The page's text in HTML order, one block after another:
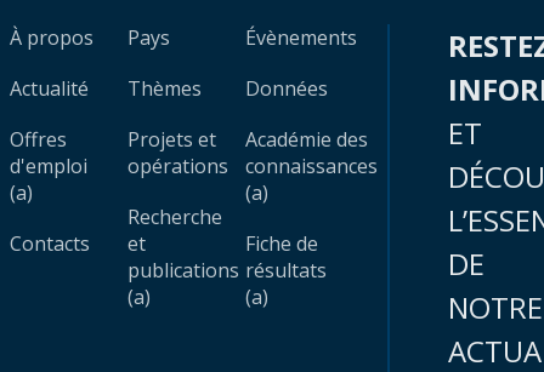
À propos
Actualité
Offres
d'emploi
(a)
Contacts
Pays
Thèmes
Projets et
opérations
Recherche
et
publications
(a)
Évènements
Données
Académie des
connaissances
(a)
Fiche de
résultats
(a)
ET
DE
NOTRE